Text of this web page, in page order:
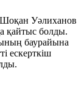
Уәлиханов
қайтыс болды.
баурайына
ескерткіш